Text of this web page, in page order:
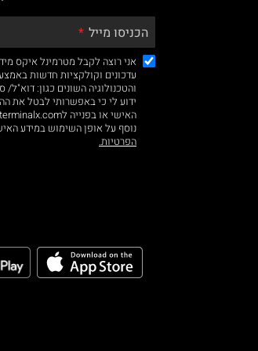
הכניסו מייל
אני רוצה לקבל מטרמינל איקס
עדכונים וקולקציות חדשות
והטכנולוגיה השונים כגון:
ידוע לי כי באפשרותי לבטל את
נוסף על אופן השימוש במידע
הפרטיות.